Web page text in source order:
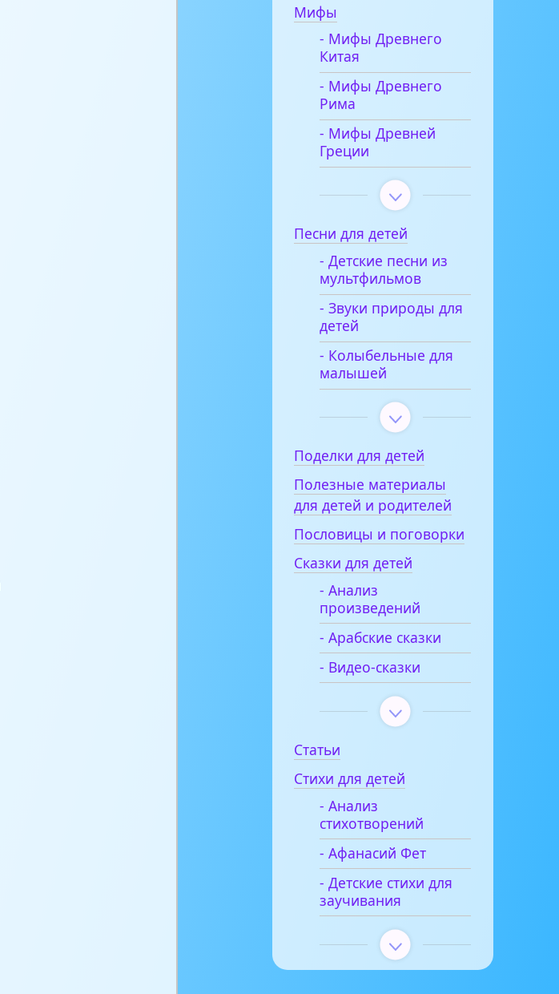
Мифы
- Мифы Древнего
Китая
- Мифы Древнего
Рима
- Мифы Древней
Греции
Песни для детей
- Детские песни из
мультфильмов
- Звуки природы для
детей
- Колыбельные для
малышей
Поделки для детей
Полезные материалы
для детей и родителей
Пословицы и поговорки
Сказки для детей
- Анализ
произведений
- Арабские сказки
- Видео-сказки
Статьи
Стихи для детей
- Анализ
стихотворений
- Афанасий Фет
- Детские стихи для
заучивания